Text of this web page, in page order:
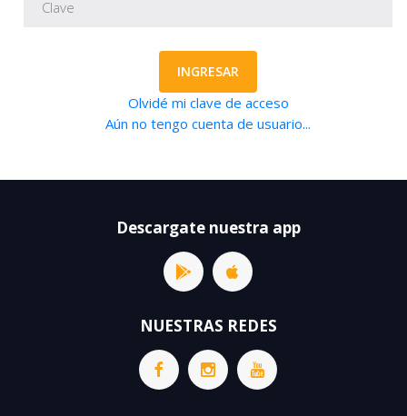
INGRESAR
Olvidé mi clave de acceso
Aún no tengo cuenta de usuario...
Descargate nuestra app
NUESTRAS REDES